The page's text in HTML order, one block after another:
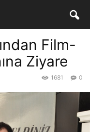
Film-
Ziyare
0
1681